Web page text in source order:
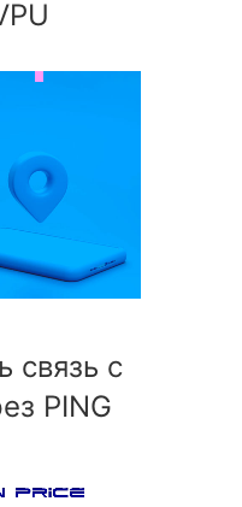
связь с
PING